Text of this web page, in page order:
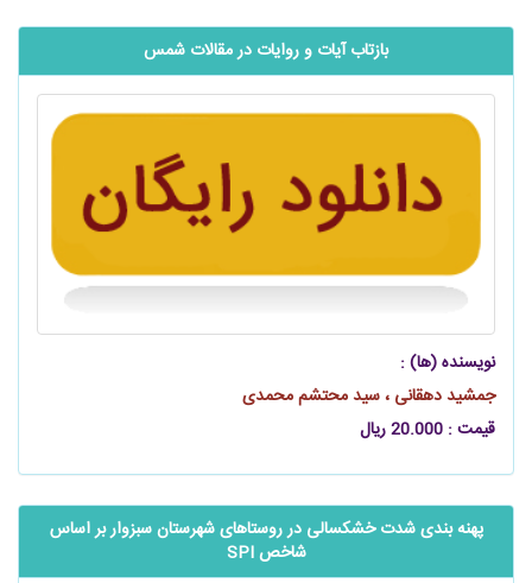
بازتاب آیات و روایات در مقالات شمس
نویسنده (ها) :
جمشید دهقانی ، سید محتشم محمدی
قیمت : 20.000 ریال
پهنه بندی شدت خشکسالی در روستاهای شهرستان سبزوار بر اساس
شاخص SPI